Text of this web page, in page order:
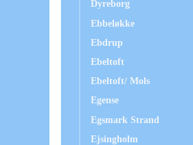
Dyreborg
Ebbeløkke
Ebdrup
Ebeltoft
Ebeltoft/ Mols
Egense
Egsmark Strand
Ejsingholm